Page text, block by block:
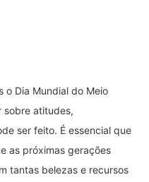
o Dia Mundial do Meio
sobre atitudes,
ser feito. É essencial que
as próximas gerações
tantas belezas e recursos